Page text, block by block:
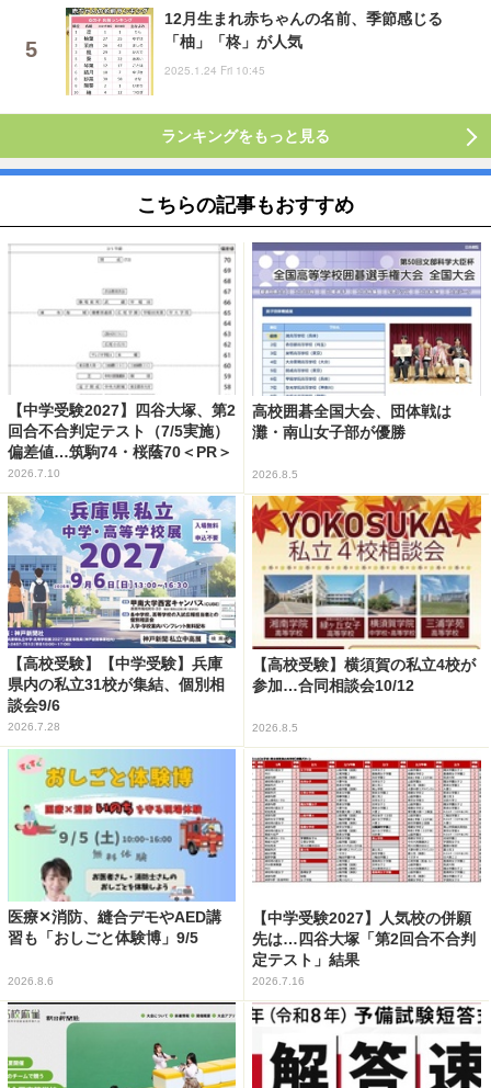
12月生まれ赤ちゃんの名前、季節感じる
「柚」「柊」が人気
2025.1.24 Fri 10:45
ランキングをもっと見る
こちらの記事もおすすめ
【中学受験2027】四谷大塚、第2
回合不合判定テスト（7/5実施）
偏差値…筑駒74・桜蔭70＜PR＞
2026.7.10
高校囲碁全国大会、団体戦は
灘・南山女子部が優勝
2026.8.5
【高校受験】【中学受験】兵庫
県内の私立31校が集結、個別相
談会9/6
2026.7.28
【高校受験】横須賀の私立4校が
参加…合同相談会10/12
2026.8.5
医療✕消防、縫合デモやAED講
習も「おしごと体験博」9/5
2026.8.6
【中学受験2027】人気校の併願
先は…四谷大塚「第2回合不合判
定テスト」結果
2026.7.16